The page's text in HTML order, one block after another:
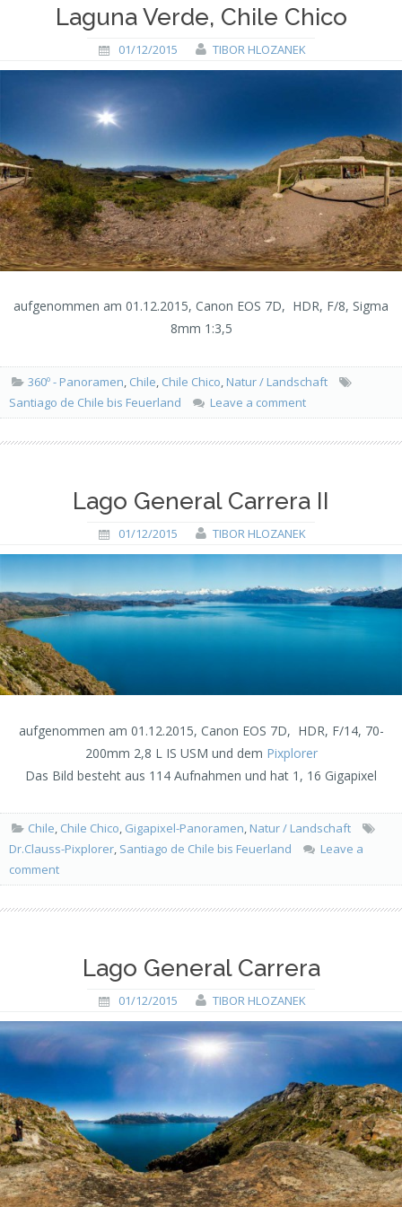
Laguna Verde, Chile Chico
01/12/2015 TIBOR HLOZANEK
aufgenommen am 01.12.2015, Canon EOS 7D, HDR, F/8, Sigma
8mm 1:3,5
360º - Panoramen, Chile, Chile Chico, Natur / Landschaft
Santiago de Chile bis Feuerland
Leave a comment
Lago General Carrera II
01/12/2015 TIBOR HLOZANEK
aufgenommen am 01.12.2015, Canon EOS 7D, HDR, F/14, 70-
200mm 2,8 L IS USM und dem Pixplorer
Das Bild besteht aus 114 Aufnahmen und hat 1, 16 Gigapixel
Chile, Chile Chico, Gigapixel-Panoramen, Natur / Landschaft
Dr.Clauss-Pixplorer, Santiago de Chile bis Feuerland
Leave a
comment
Lago General Carrera
01/12/2015 TIBOR HLOZANEK